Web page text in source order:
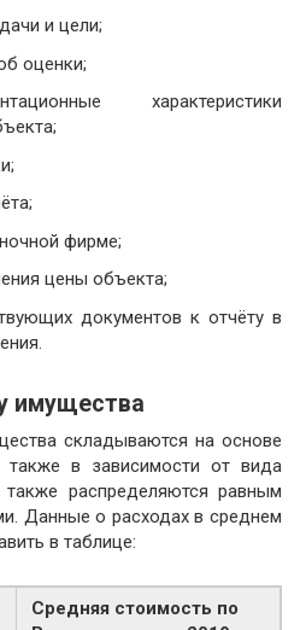
и цели;
оценки;
характеристики
фирме;
цены объекта;
документов к отчёту в
имущества
складываются на основе
также в зависимости от вида
распределяются равным
Данные о расходах в среднем
в таблице:
Средняя стоимость по